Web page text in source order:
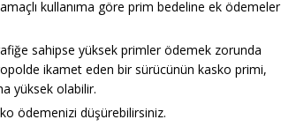
kullanıma göre prim bedeline ek ödemeler
sahipse yüksek primler ödemek zorunda
ikamet eden bir sürücünün kasko primi,
yüksek olabilir.
ödemenizi düşürebilirsiniz.